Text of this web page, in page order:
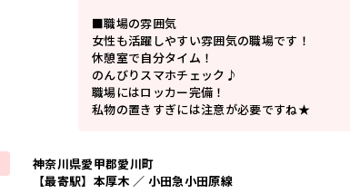
■職場の雰囲気
女性も活躍しやすい雰囲気の職場です！
休憩室で自分タイム！
のんびりスマホチェック♪
職場にはロッカー完備！
私物の置きすぎには注意が必要ですね★
神奈川県愛甲郡愛川町
【最寄駅】本厚木 ／ 小田急小田原線